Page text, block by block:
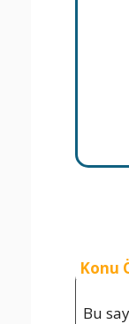
Konu
Bu